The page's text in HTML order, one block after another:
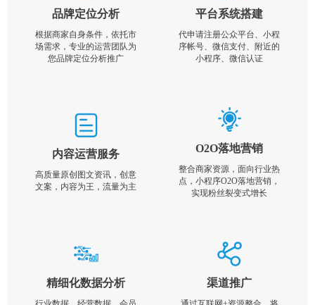
品牌定位分析
根据商家自身条件，依托市
场需求，专业的运营团队为
您品牌定位分析推广
平台系统搭建
代申请注册公众平台、小程
序帐号、微信支付、附近的
小程序、微信认证
内容运营服务
高质量原创图文资讯，创意
文案，内容为王，流量为主
O2O落地营销
整合商家资源，面向行业热
点，小程序O2O落地营销，
实现粉丝裂变式增长
精细化数据分析 渠道推广